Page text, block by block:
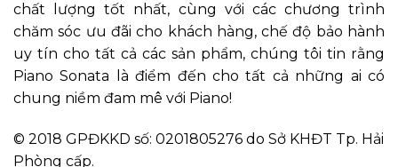
chất lượng tốt nhất, cùng với các chương trình
chăm sóc ưu đãi cho khách hàng, chế độ bảo hành
uy tín cho tất cả các sản phẩm, chúng tôi tin rằng
Piano Sonata là điểm đến cho tất cả những ai có
chung niềm đam mê với Piano!
© 2018 GPĐKKD số: 0201805276 do Sở KHĐT Tp. Hải
Phòng cấp.